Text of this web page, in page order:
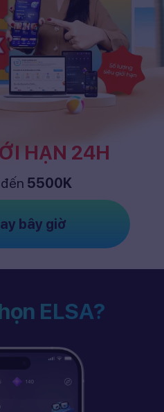
HẠN 24H
5500K
bây giờ
ELSA?